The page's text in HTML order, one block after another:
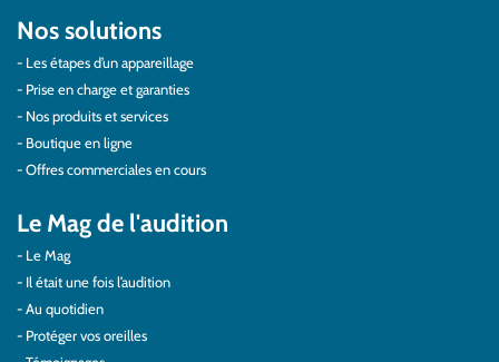
Nos solutions
Les étapes d’un appareillage
Prise en charge et garanties
Nos produits et services
Boutique en ligne
Offres commerciales en cours
Le Mag de l'audition
Le Mag
Il était une fois l’audition
Au quotidien
Protéger vos oreilles